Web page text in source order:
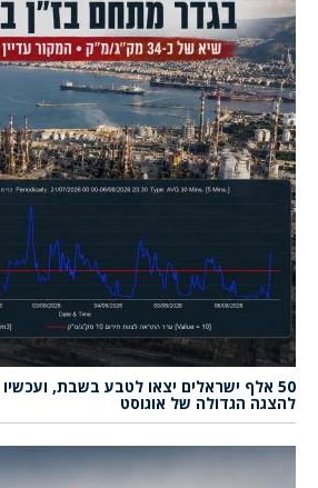
50 אלף ישראלים יצאו לטבע בשבת,
להצגה הגדולה של אוגוסט